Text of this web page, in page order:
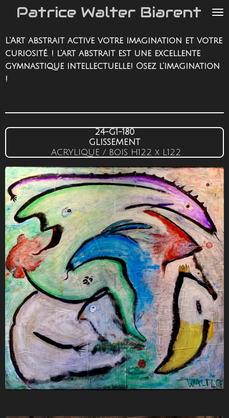
Passer
contenu
principal
Patrice Walter Biarent
L'Art abstrait active votre imagination et votre
curiosité. ! l'art abstrait est une excellente
gymnastique intellectuelle! Osez l'imagination
!
24-G1-180
GLISSEMENT
ACRYLIQUE / BOIS H122 x L122